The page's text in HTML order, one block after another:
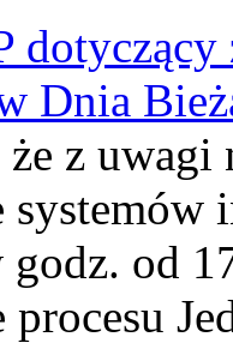
dotyczący
Dnia
z uwagi
od
procesu